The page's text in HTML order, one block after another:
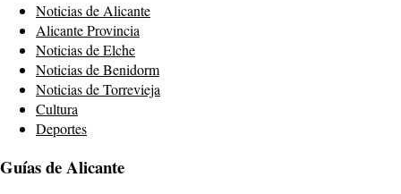
Noticias de Alicante
Alicante Provincia
Noticias de Elche
Noticias de Benidorm
Noticias de Torrevieja
Cultura
Deportes
Guías de Alicante